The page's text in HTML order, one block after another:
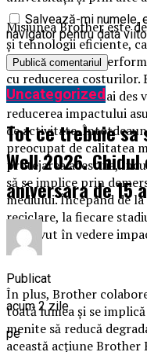
Misiunea Brother este
și tehnologii eficiente,
îmbunătățească
cu reducerea costurilor.
dimensiuni, tot mai des
reducerea impactului
de activitate.
preocupat de calitatea
protejarea acestuia,
să se implice prin
mediului. Începând de
reciclare, la fiecare
este avut în vedere
În plus, Brother
toată lumea și se
menite să reducă
această acțiune Brother
Salvează-mi numele,
navigator pentru data
Uncategorized
Tot ce trebuie sa
Well 2026.
aniversara de 15
Publicat
acum 2 zile
pe